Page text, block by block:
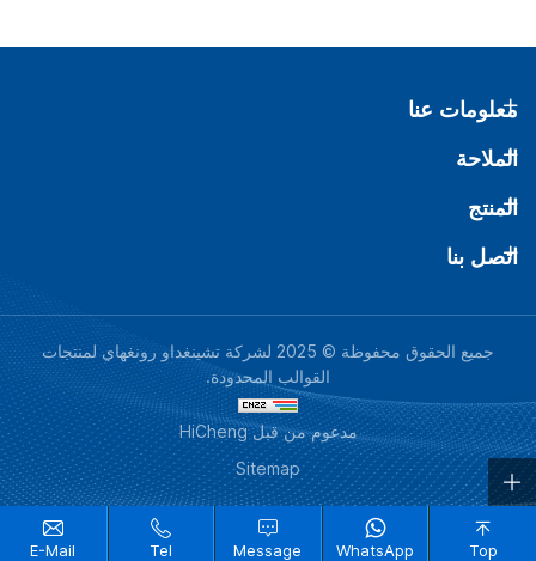
معلومات عنا
الملاحة
المنتج
اتصل بنا
جميع الحقوق محفوظة © 2025 لشركة تشينغداو رونغهاي لمنتجات
القوالب المحدودة.
مدعوم من قبل HiCheng
Sitemap
E-Mail Tel Message WhatsApp Top